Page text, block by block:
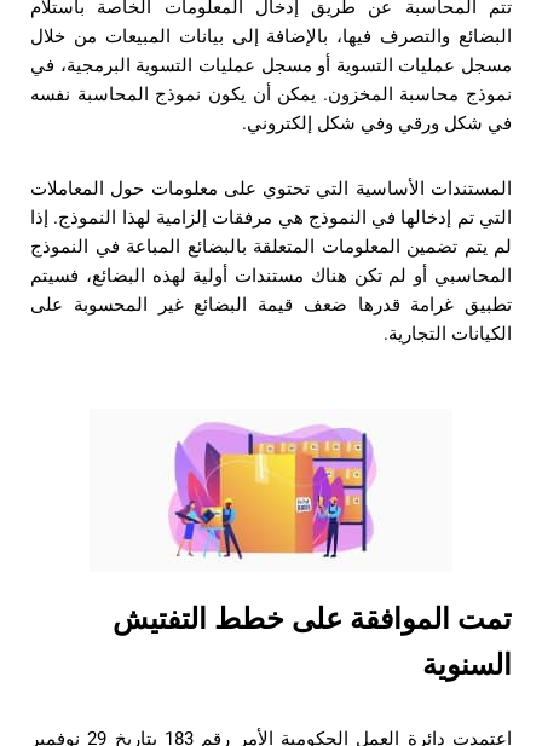
تتم المحاسبة عن طريق إدخال المعلومات الخاصة باستلام
البضائع والتصرف فيها، بالإضافة إلى بيانات المبيعات من خلال
مسجل عمليات التسوية أو مسجل عمليات التسوية البرمجية، في
نموذج محاسبة المخزون. يمكن أن يكون نموذج المحاسبة نفسه
في شكل ورقي وفي شكل إلكتروني.
المستندات الأساسية التي تحتوي على معلومات حول المعاملات
التي تم إدخالها في النموذج هي مرفقات إلزامية لهذا النموذج. إذا
لم يتم تضمين المعلومات المتعلقة بالبضائع المباعة في النموذج
المحاسبي أو لم تكن هناك مستندات أولية لهذه البضائع، فسيتم
تطبيق غرامة قدرها ضعف قيمة البضائع غير المحسوبة على
الكيانات التجارية.
تمت الموافقة على خطط التفتيش
السنوية
اعتمدت دائرة العمل الحكومية الأمر رقم 183 بتاريخ 29 نوفمبر